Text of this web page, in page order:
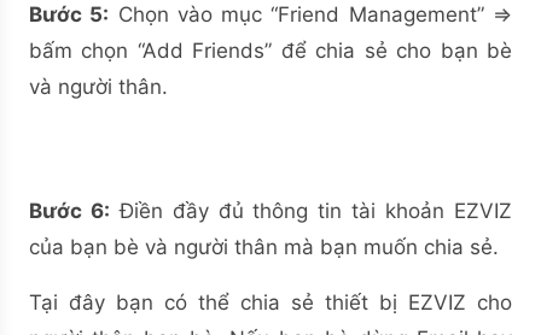
Bước 5: Chọn vào mục “Friend Management” =>
bấm chọn “Add Friends” để chia sẻ cho bạn bè
và người thân.
Bước 6: Điền đầy đủ thông tin tài khoản EZVIZ
của bạn bè và người thân mà bạn muốn chia sẻ.
Tại đây bạn có thể chia sẻ thiết bị EZVIZ cho